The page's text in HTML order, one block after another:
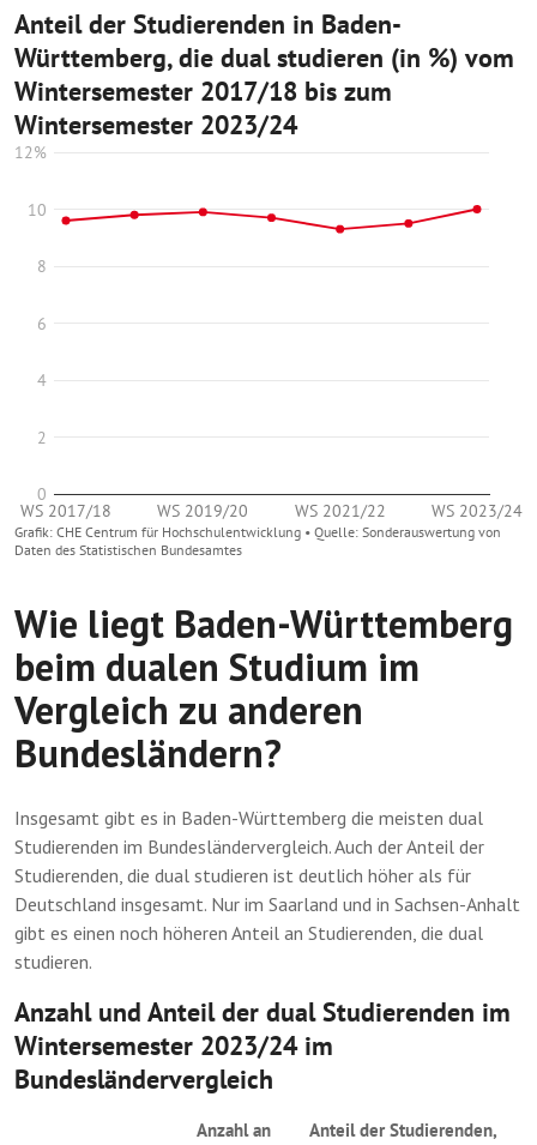
Wie liegt Baden-Württemberg
beim dualen Studium im
Vergleich zu anderen
Bundesländern?
Insgesamt gibt es in Baden-Württemberg die meisten dual
Studierenden im Bundesländervergleich. Auch der Anteil der
Studierenden, die dual studieren ist deutlich höher als für
Deutschland insgesamt. Nur im Saarland und in Sachsen-Anhalt
gibt es einen noch höheren Anteil an Studierenden, die dual
studieren.